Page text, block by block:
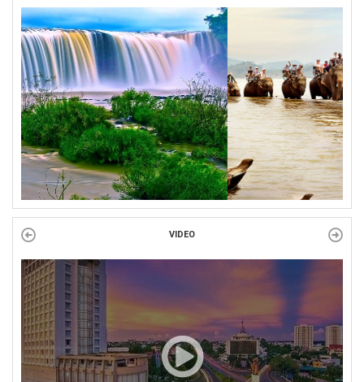
BINH VÀ NGƯỜI CÓ CÔNG VỚI CÁCH MẠNG!
Công đoàn phường Tuy Hòa tổ chức chuỗi hoạt động chào mừng
97 năm ngày thành lập Công đoàn Việt Nam (28/7/1929 –...
VIDEO